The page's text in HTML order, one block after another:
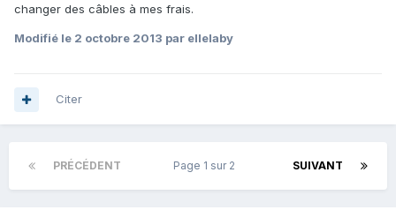
changer des câbles à mes frais.
Modifié le 2 octobre 2013 par ellelaby
Citer
PRÉCÉDENT SUIVANT
Page 1 sur 2